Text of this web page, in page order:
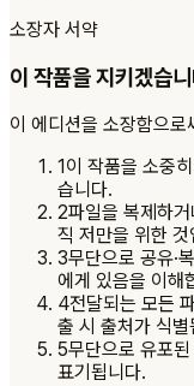
소장자 서약
이 작품을 지키겠습
이 에디션을 소장함으
1 이 작품을 소중
습니다.
2파일을 복제하
직 저만을 위한 것
3무단으로 공유·
에게 있음을 이해
4전달되는 모든
출 시 출처가 식별
5무단으로 유포
표기됩니다.